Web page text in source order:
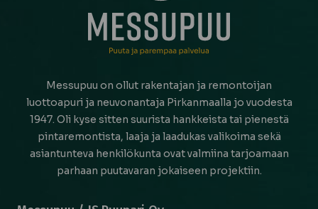
Messupuu on ollut rakentajan ja remontoijan
luottoapuri ja neuvonantaja Pirkanmaalla jo vuodesta
1947. Oli kyse sitten suurista hankkeista tai pienestä
pintaremontista, laaja ja laadukas valikoima sekä
asiantunteva henkilökunta ovat valmiina tarjoamaan
parhaan puutavaran jokaiseen projektiin.